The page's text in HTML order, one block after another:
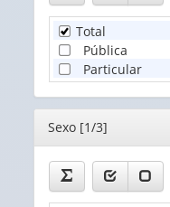
Total
Pública
Particular
Editor
Sexo [1/3]